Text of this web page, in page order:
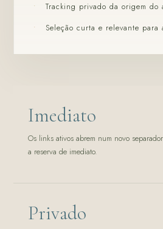
Tracking privado da origem do
Seleção curta e relevante para
Imediato
Os links ativos abrem num novo
a reserva de imediato.
Privado